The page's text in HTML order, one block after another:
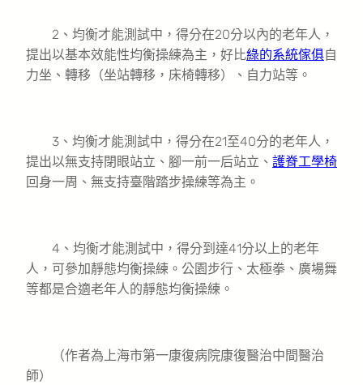
2、均衡才能測試中，得分在20分以內的老年人，
提出以基本效能性均衡操練為主，好比綠的系統傢俱自
力坐、轉移（坐站轉移，床椅轉移）、自力站等。
3、均衡才能測試中，得分在21至40分的老年人，
提出以無支持閉眼站立、腳一前一后站立、 護脊工學椅
回身一周、無支持臺階踏步操練等為主。
4、均衡才能測試中，得分到達41分以上的老年
人，可參加靜態均衡操練。公園步行、太極拳、廣場舞
等都是合適老年人的靜態均衡操練。
（作者為上海市第一康復病院康復醫治中間醫治
師）